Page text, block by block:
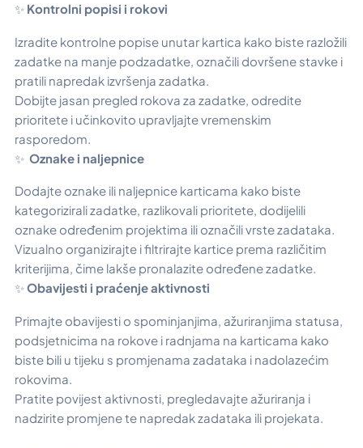
✨ Kontrolni popisi i rokovi
Izradite kontrolne popise unutar kartica kako biste razložili
zadatke na manje podzadatke, označili dovršene stavke i
pratili napredak izvršenja zadatka.
Dobijte jasan pregled rokova za zadatke, odredite
prioritete i učinkovito upravljajte vremenskim
rasporedom.
✨ Oznake i naljepnice
Dodajte oznake ili naljepnice karticama kako biste
kategorizirali zadatke, razlikovali prioritete, dodijelili
oznake određenim projektima ili označili vrste zadataka.
Vizualno organizirajte i filtrirajte kartice prema različitim
kriterijima, čime lakše pronalazite određene zadatke.
✨Obavijesti i praćenje aktivnosti
Primajte obavijesti o spominjanjima, ažuriranjima statusa,
podsjetnicima na rokove i radnjama na karticama kako
biste bili u tijeku s promjenama zadataka i nadolazećim
rokovima.
Pratite povijest aktivnosti, pregledavajte ažuriranja i
nadzirite promjene te napredak zadataka ili projekata.